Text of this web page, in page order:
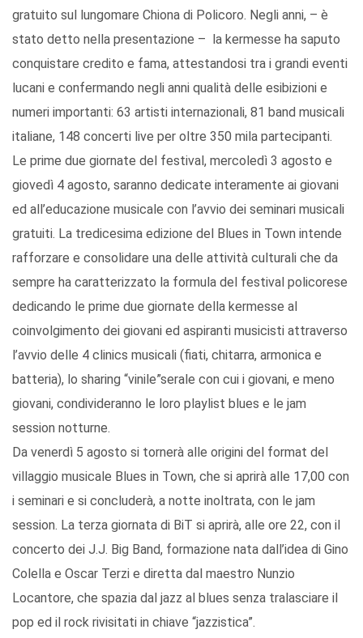
gratuito sul lungomare Chiona di Policoro. Negli anni, – è
stato detto nella presentazione – la kermesse ha saputo
conquistare credito e fama, attestandosi tra i grandi eventi
lucani e confermando negli anni qualità delle esibizioni e
numeri importanti: 63 artisti internazionali, 81 band musicali
italiane, 148 concerti live per oltre 350 mila partecipanti.
Le prime due giornate del festival, mercoledì 3 agosto e
giovedì 4 agosto, saranno dedicate interamente ai giovani
ed all’educazione musicale con l’avvio dei seminari musicali
gratuiti. La tredicesima edizione del Blues in Town intende
rafforzare e consolidare una delle attività culturali che da
sempre ha caratterizzato la formula del festival policorese
dedicando le prime due giornate della kermesse al
coinvolgimento dei giovani ed aspiranti musicisti attraverso
l’avvio delle 4 clinics musicali (fiati, chitarra, armonica e
batteria), lo sharing “vinile”serale con cui i giovani, e meno
giovani, condivideranno le loro playlist blues e le jam
session notturne.
Da venerdì 5 agosto si tornerà alle origini del format del
villaggio musicale Blues in Town, che si aprirà alle 17,00 con
i seminari e si concluderà, a notte inoltrata, con le jam
session. La terza giornata di BiT si aprirà, alle ore 22, con il
concerto dei J.J. Big Band, formazione nata dall’idea di Gino
Colella e Oscar Terzi e diretta dal maestro Nunzio
Locantore, che spazia dal jazz al blues senza tralasciare il
pop ed il rock rivisitati in chiave “jazzistica”.